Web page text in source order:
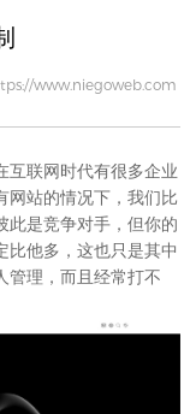
www.niegoweb.com
互联网时代有很多企业
网站的情况下，我们比
此是竞争对手，但你的
比他多，这也只是其中
管理，而且经常打不